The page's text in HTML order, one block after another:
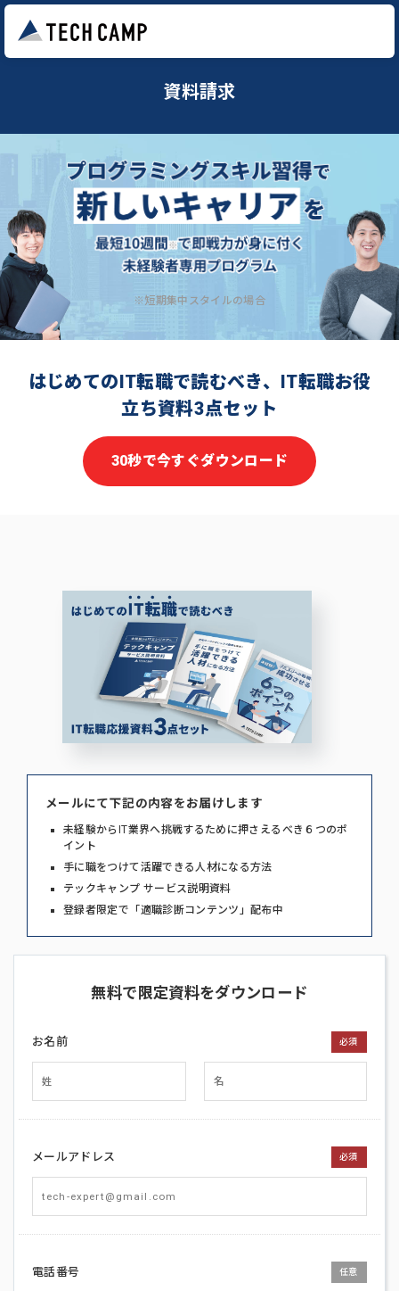
資料請求
※短期集中スタイルの場合
はじめてのIT転職で読むべき、IT転職お役
立ち資料3点セット
30秒で今すぐダウンロード
メールにて下記の内容をお届けします
未経験からIT業界へ挑戦するために押さえるべき６つのポ
イント
手に職をつけて活躍できる人材になる方法
テックキャンプ サービス説明資料
登録者限定で「適職診断コンテンツ」配布中
無料で限定資料をダウンロード
お名前 必須
メールアドレス 必須
電話番号 任意